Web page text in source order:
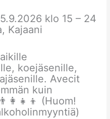
klo 15 – 24
Kajaani
koejäsenille,
Avecit
kuin
(Huom!